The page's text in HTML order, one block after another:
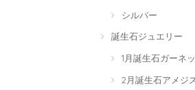
シルバー
誕生石ジュエリー
1月誕生石ガーネ
2月誕生石アメジ